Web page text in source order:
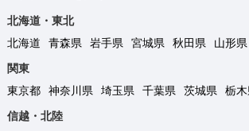
北海道・東北
北海道
青森県 岩手県 宮城県 秋田県 山形県
関東
東京都
神奈川県 埼玉県 千葉県 茨城県 栃木
信越・北陸